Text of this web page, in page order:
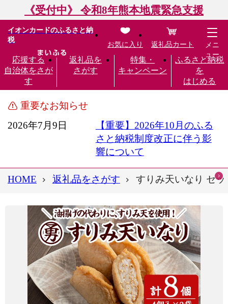
《受付中》 令和8年熊本地震緊急支援
イオンカードのふるさと納
税
応援する
自治体をさが
す
返礼品を
さがす
特集・
キャンペーン
ふるさと納税
を
はじめる
お気に入り 返礼品カート
メニ
ュー
重要なお知らせ
2026年7月9日
【重要】2026年10月のふる
さと納税制度改正に伴う影
響について
HOME 返礼品をさがす すりみ天いなり セ